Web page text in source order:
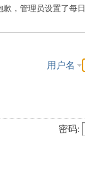
索
歉，管理员设置了每
用户名
密码: